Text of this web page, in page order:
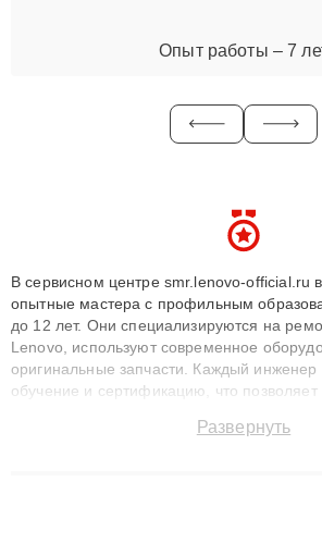
Опыт работы – 7
В сервисном центре smr.lenovo-official.ru
опытные мастера с профильным
до 12 лет. Они специализируются на
Lenovo, используют современное
оригинальные запчасти. Каждый инженер
обучение и сертификацию, что позволяет
сохранением гарантии до 3 лет. Наши
Развернуть